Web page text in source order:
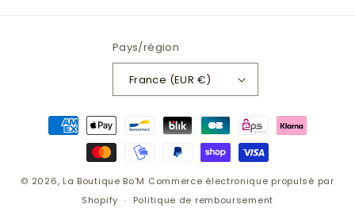
Pays/région
France (EUR €)
Moyens
paiement
© 2026, La Boutique Bo'M Commerce électronique propulsé par
Shopify
Politique de remboursement